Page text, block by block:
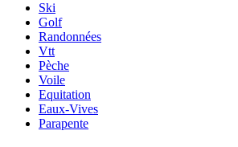
Ski
Golf
Randonnées
Vtt
Pèche
Voile
Equitation
Eaux-Vives
Parapente